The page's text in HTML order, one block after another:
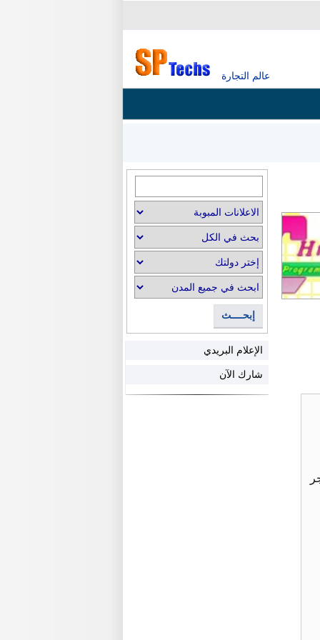
عالم التجارة
إبحــــث
الإعلام البريدي
شارك الآن